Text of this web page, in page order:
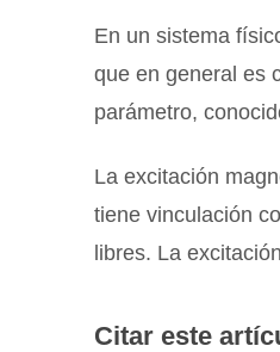
En un sistema
que en general es
parámetro,
La excitación
tiene vinculación
libres. La
Citar este